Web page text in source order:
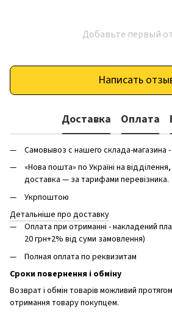
Добавьте первый
Написать
Доставка Оплата
Самовывоз с нашего склада-магазина
«Нова пошта» по Україні на
доставка — за тарифами перевізника.
Укрпоштою
Детальніше про доставку
Оплата при отриманні - накладений
20 грн+2% від суми замовлення)
Полная оплата по реквизитам
Сроки повернення і обміну
Возврат і обмін товарів можливий протягом
отримання товару покупцем.